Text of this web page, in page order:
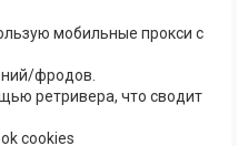
мобильные прокси с
фродов.
ретривера, что сводит
cookies​